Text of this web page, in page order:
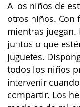
A los niños de
otros niños. Con
mientras juegan.
juntos o que
juguetes.
todos los niños
intervenir
compartir. Los